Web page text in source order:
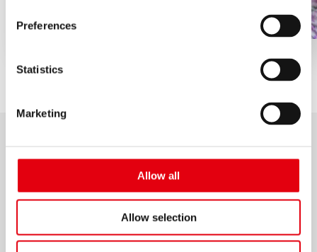
Preferences
Statistics
Marketing
Allow all
Allow selection